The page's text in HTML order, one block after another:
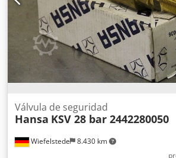
Wiefelstede 8.430 km
Válvula de seguridad
Hansa KSV 28 bar 2442280050